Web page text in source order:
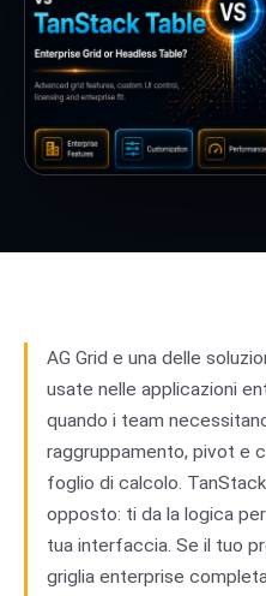
AG Grid e una delle
usate nelle applicazioni
quando i team
raggruppamento, pivot e
foglio di calcolo.
opposto: ti da la logica
tua interfaccia. Se il tuo
griglia enterprise